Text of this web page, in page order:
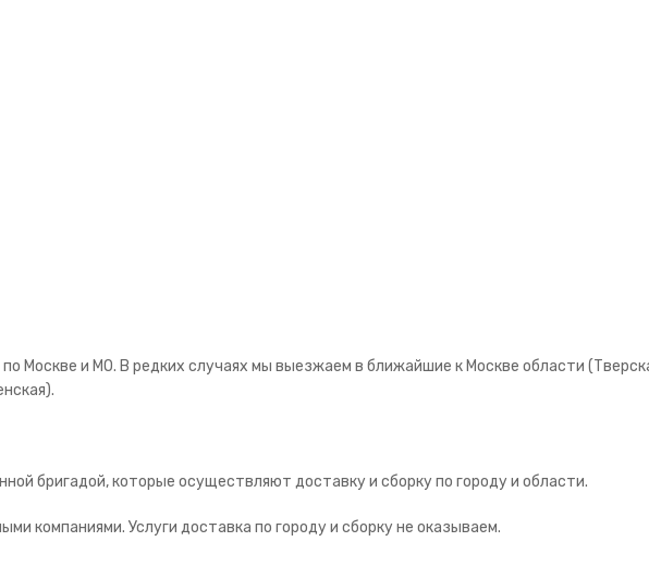
Москве и МО. В редких случаях мы выезжаем в ближайшие к Москве области
бригадой, которые осуществляют доставку и сборку по городу и области.
компаниями. Услуги доставка по городу и сборку не оказываем.